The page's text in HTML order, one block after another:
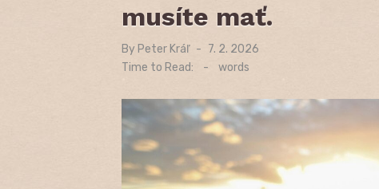
musíte mať.
By Peter Kráľ
Posted
on
7. 2. 2026
Time to Read:
- words